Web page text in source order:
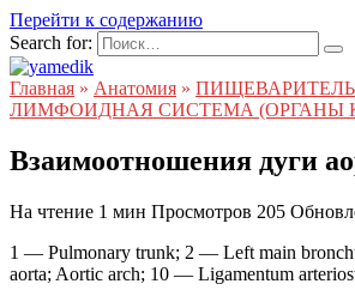
Перейти к содержанию
Search for:
Главная » Анатомия »
ЛИМФОИДНАЯ СИСТЕМА (ОРГАНЫ
Взаимоотношения дуги
На чтение 1 мин Просмотров 205
1 — Pulmonary trunk; 2 — Left main
aorta; Aortic arch; 10 — Ligamentum